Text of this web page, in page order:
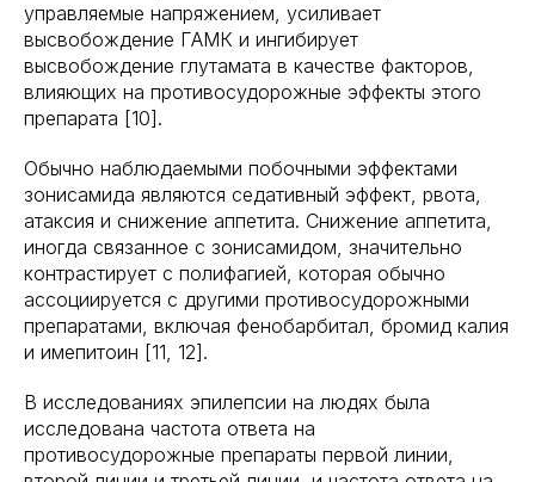
управляемые напряжением, усиливает
высвобождение ГАМК и ингибирует
высвобождение глутамата в качестве факторов,
влияющих на противосудорожные эффекты этого
препарата [10].
Обычно наблюдаемыми побочными эффектами
зонисамида являются седативный эффект, рвота,
атаксия и снижение аппетита. Снижение аппетита,
иногда связанное с зонисамидом, значительно
контрастирует с полифагией, которая обычно
ассоциируется с другими противосудорожными
препаратами, включая фенобарбитал, бромид калия
и имепитоин [11, 12].
В исследованиях эпилепсии на людях была
исследована частота ответа на
противосудорожные препараты первой линии,